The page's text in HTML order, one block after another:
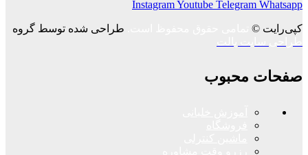
InstagramYoutube Telegram Whatsapp
کپی‌رایت ©
طراحی شده توسط گروه
صفحات محبوب